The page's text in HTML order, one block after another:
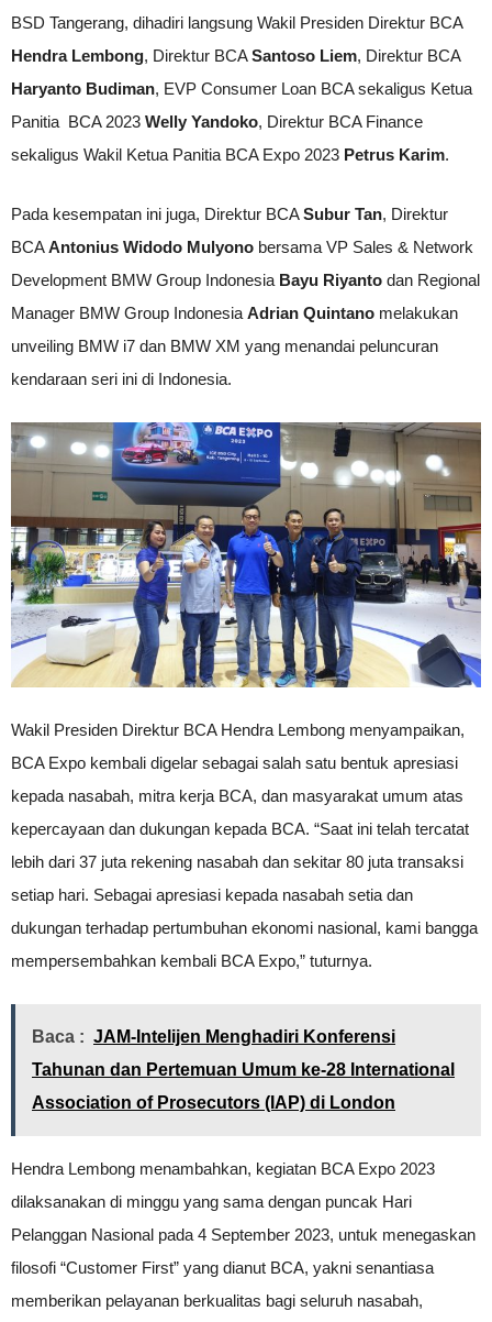
BSD Tangerang, dihadiri langsung Wakil Presiden Direktur BCA
Hendra Lembong, Direktur BCASantoso Liem, Direktur BCA
Haryanto Budiman, EVP Consumer Loan BCA sekaligus Ketua
Panitia BCA 2023 Welly Yandoko, Direktur BCA Finance
sekaligus Wakil Ketua Panitia BCA Expo 2023 Petrus Karim.
Pada kesempatan ini juga, Direktur BCASubur Tan, Direktur
BCAAntonius Widodo Mulyono bersama VP Sales & Network
Development BMW Group Indonesia Bayu Riyanto dan Regional
Manager BMW Group Indonesia Adrian Quintano melakukan
unveiling BMW i7 dan BMW XM yang menandai peluncuran
kendaraan seri ini di Indonesia.
Wakil Presiden Direktur BCA Hendra Lembong menyampaikan,
BCA Expo kembali digelar sebagai salah satu bentuk apresiasi
kepada nasabah, mitra kerja BCA, dan masyarakat umum atas
kepercayaan dan dukungan kepada BCA. “Saat ini telah tercatat
lebih dari 37 juta rekening nasabah dan sekitar 80 juta transaksi
setiap hari. Sebagai apresiasi kepada nasabah setia dan
dukungan terhadap pertumbuhan ekonomi nasional, kami bangga
mempersembahkan kembali BCA Expo,” tuturnya.
Baca : JAM-Intelijen Menghadiri Konferensi
Tahunan dan Pertemuan Umum ke-28 International
Association of Prosecutors (IAP) di London
Hendra Lembong menambahkan, kegiatan BCA Expo 2023
dilaksanakan di minggu yang sama dengan puncak Hari
Pelanggan Nasional pada 4 September 2023, untuk menegaskan
filosofi “Customer First” yang dianut BCA, yakni senantiasa
memberikan pelayanan berkualitas bagi seluruh nasabah,